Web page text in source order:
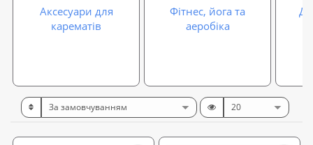
Аксесуари для
карематів
Фітнес, йога та
аеробіка